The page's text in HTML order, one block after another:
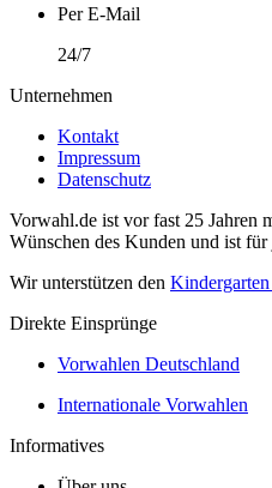
Per E-Mail
24/7
Unternehmen
Kontakt
Impressum
Datenschutz
Vorwahl.de ist vor fast 25 Jahren
Wünschen des Kunden und ist
Wir unterstützen den
Direkte Einsprünge
Vorwahlen Deutschland
Internationale Vorwahlen
Informatives